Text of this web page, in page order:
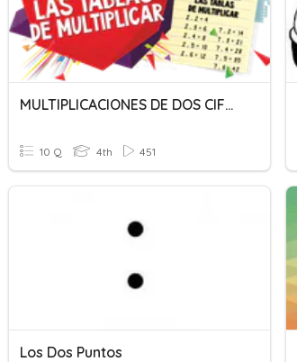
MULTIPLICACIONES DE DOS CIFRAS POR UNA.
10 Q 4th 451
Los Dos Puntos